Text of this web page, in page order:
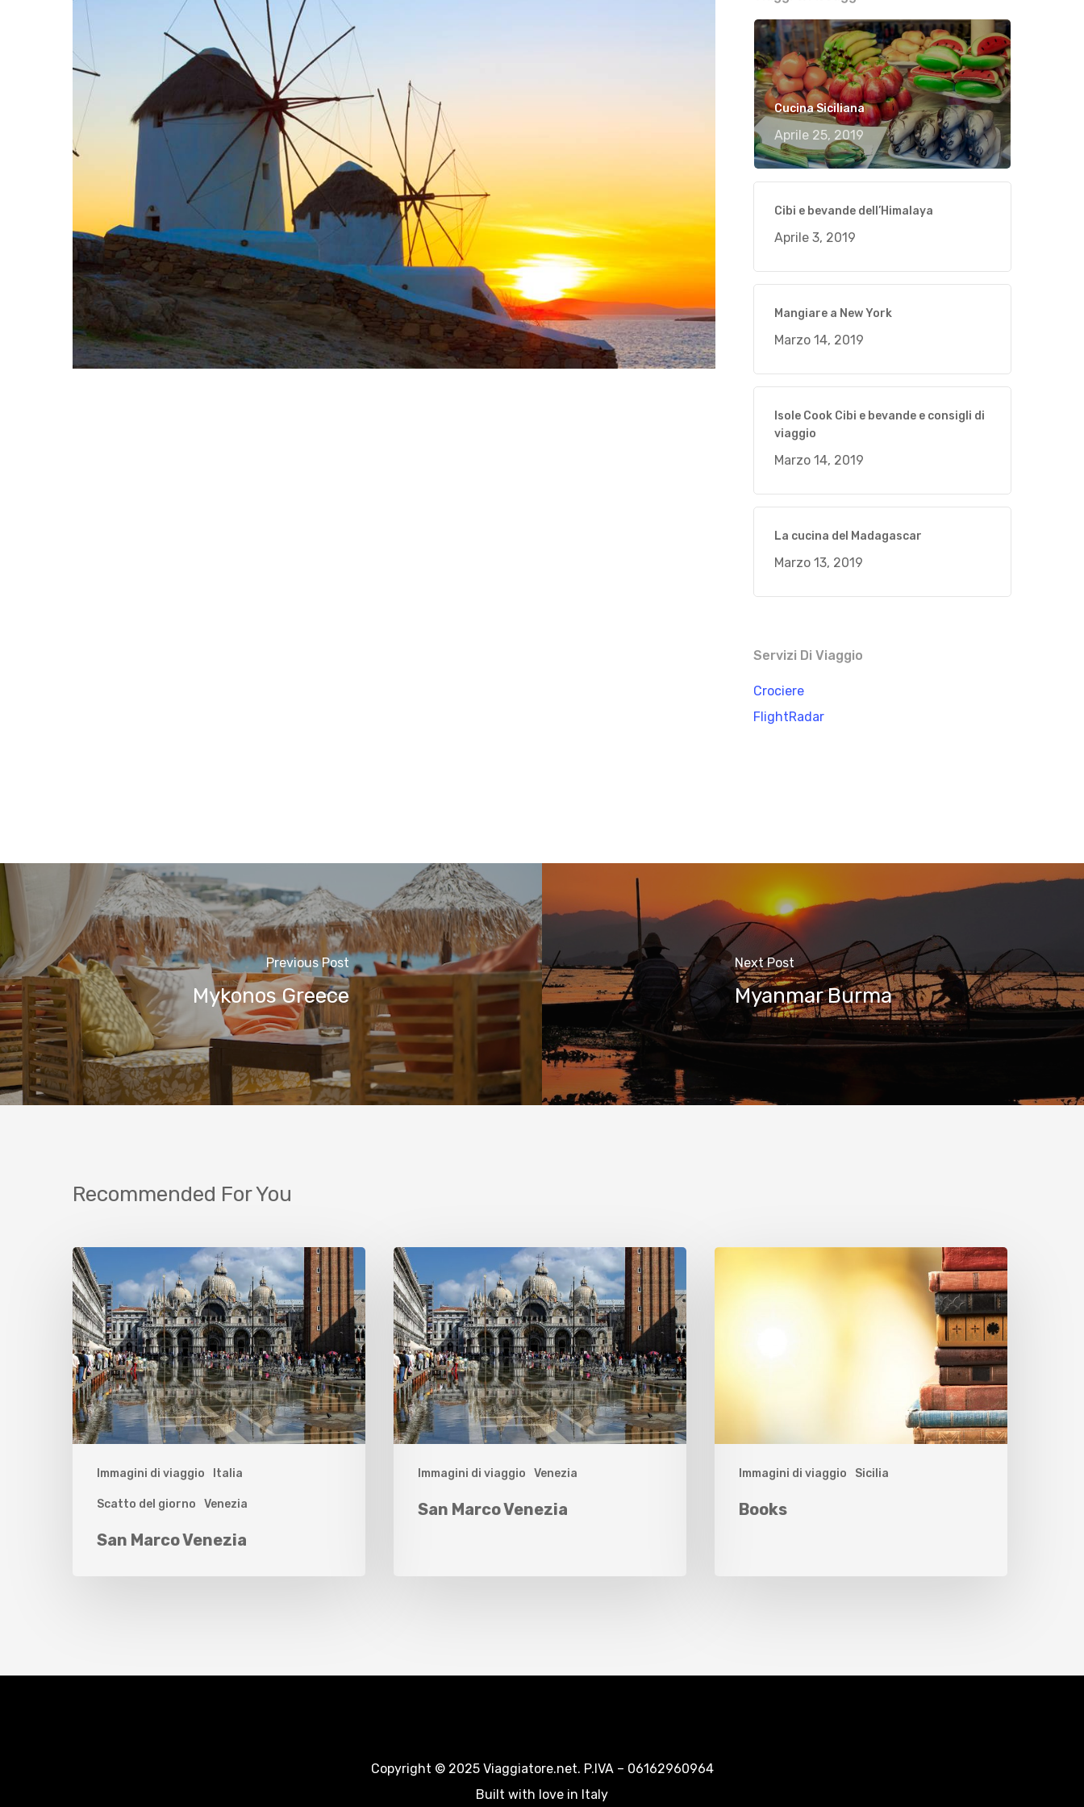
Hit enter to search or ESC to close
Cucina Siciliana
Aprile 25, 2019
Cibi e bevande dell’Himalaya
Aprile 3, 2019
Mangiare a New York
Marzo 14, 2019
Isole Cook Cibi e bevande e consigli di
viaggio
Marzo 14, 2019
La cucina del Madagascar
Marzo 13, 2019
Servizi Di Viaggio
Crociere
FlightRadar
Previous Post
Mykonos Greece
Next Post
Myanmar Burma
Recommended For You
Immagini di viaggio Italia
Scatto del giorno Venezia
San Marco Venezia
Immagini di viaggio Venezia
San Marco Venezia
Immagini di viaggio Sicilia
Books
Copyright © 2025 Viaggiatore.net. P.IVA – 06162960964
Built with love in Italy